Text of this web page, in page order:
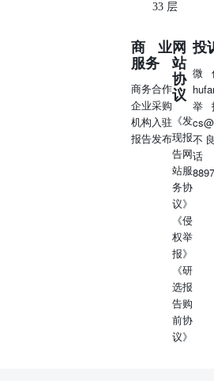
33 层
商业
服务
商务合作
企业采购
机构入驻
报告发布
网
站
协
议
《发
现报
告网
站服
务协
议》
《侵
权举
报》
《研
选报
告购
前协
议》
投
微
举
不